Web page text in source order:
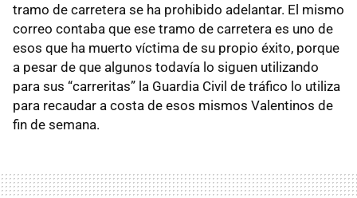
tramo de carretera se ha prohibido adelantar. El mismo
correo contaba que ese tramo de carretera es uno de
esos que ha muerto víctima de su propio éxito, porque
a pesar de que algunos todavía lo siguen utilizando
para sus “carreritas” la Guardia Civil de tráfico lo utiliza
para recaudar a costa de esos mismos Valentinos de
fin de semana.